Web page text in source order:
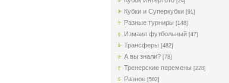
Кубки и Суперкубки [91]
Разные турниры [148]
Измаил футбольный [47]
Трансферы [482]
А вы знали? [78]
Тренерские перемены [228]
Разное [562]